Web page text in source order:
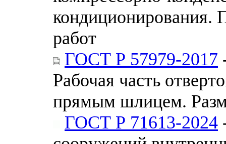
кондиционирования.
работ
ГОСТ Р 57979-2017
Рабочая часть
прямым шлицем.
ГОСТ Р 71613-2024